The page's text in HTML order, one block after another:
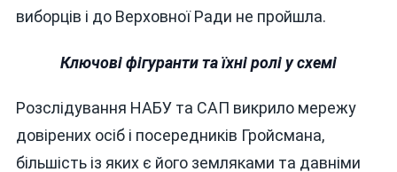
виборців і до Верховної Ради не пройшла.
Ключові фігуранти та їхні ролі у схемі
Розслідування НАБУ та САП викрило мережу
довірених осіб і посередників Гройсмана,
більшість із яких є його земляками та давніми